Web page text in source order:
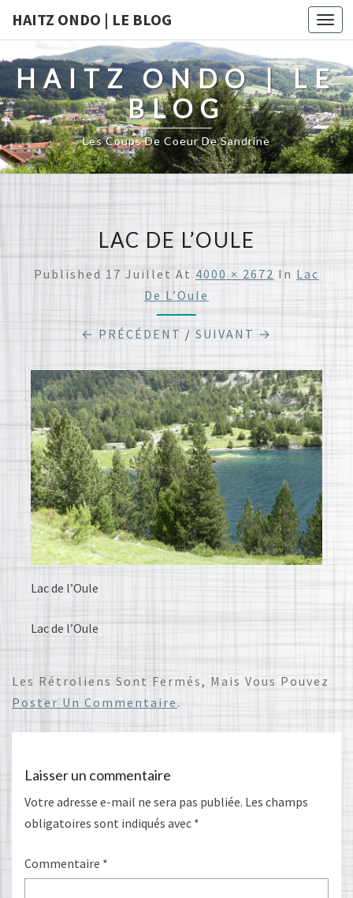
HAITZ ONDO | LE BLOG
HAITZ ONDO | LE
BLOG
Les Coups De Coeur De Sandrine
LAC DE L’OULE
Published 17 Juillet At 4000 × 2672 In Lac
De L’Oule
← PRÉCÉDENT / SUIVANT →
Lac de l’Oule
Lac de l’Oule
Les Rétroliens Sont Fermés, Mais Vous Pouvez
Poster Un Commentaire .
Laisser un commentaire
Votre adresse e-mail ne sera pas publiée. Les champs
obligatoires sont indiqués avec *
Commentaire *